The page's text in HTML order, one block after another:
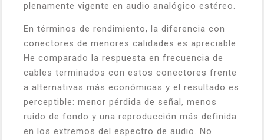
plenamente vigente en audio analógico estéreo.
En términos de rendimiento, la diferencia con
conectores de menores calidades es apreciable.
He comparado la respuesta en frecuencia de
cables terminados con estos conectores frente
a alternativas más económicas y el resultado es
perceptible: menor pérdida de señal, menos
ruido de fondo y una reproducción más definida
en los extremos del espectro de audio. No